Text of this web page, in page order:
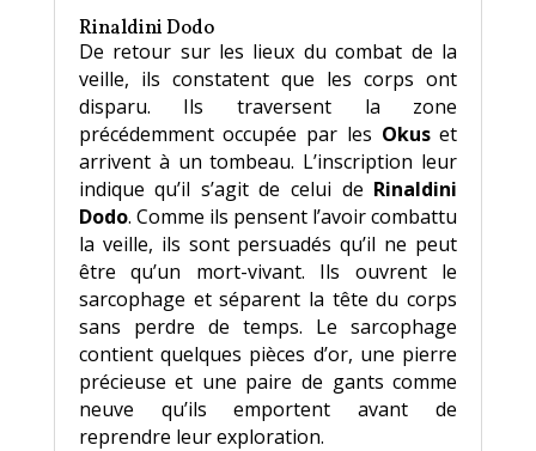
Rinaldini Dodo
De retour sur les lieux du combat de la
veille, ils constatent que les corps ont
disparu. Ils traversent la zone
précédemment occupée par les Okuset
arrivent à un tombeau. L’inscription leur
indique qu’il s’agit de celui de Rinaldini
Dodo. Comme ils pensent l’avoir combattu
la veille, ils sont persuadés qu’il ne peut
être qu’un mort-vivant. Ils ouvrent le
sarcophage et séparent la tête du corps
sans perdre de temps. Le sarcophage
contient quelques pièces d’or, une pierre
précieuse et une paire de gants comme
neuve qu’ils emportent avant de
reprendre leur exploration.